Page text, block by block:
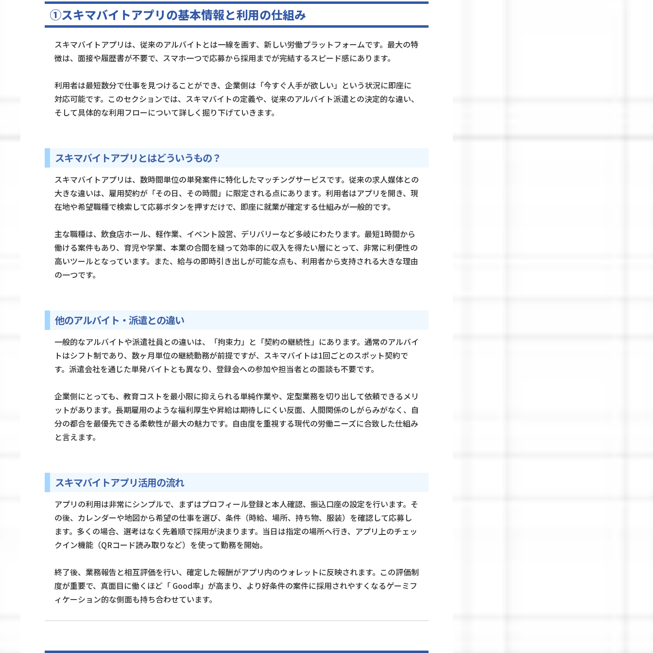
①スキマバイトアプリの基本情報と利用の仕組み
スキマバイトアプリは、従来のアルバイトとは一線を画す、新しい労働プラットフォームです。最大の特
徴は、面接や履歴書が不要で、スマホ一つで応募から採用までが完結するスピード感にあります。
利用者は最短数分で仕事を見つけることができ、企業側は「今すぐ人手が欲しい」という状況に即座に
対応可能です。このセクションでは、スキマバイトの定義や、従来のアルバイト派遣との決定的な違い、
そして具体的な利用フローについて詳しく掘り下げていきます。
スキマバイトアプリとはどういうもの？
スキマバイトアプリは、数時間単位の単発案件に特化したマッチングサービスです。従来の求人媒体との
大きな違いは、雇用契約が「その日、その時間」に限定される点にあります。利用者はアプリを開き、現
在地や希望職種で検索して応募ボタンを押すだけで、即座に就業が確定する仕組みが一般的です。
主な職種は、飲食店ホール、軽作業、イベント設営、デリバリーなど多岐にわたります。最短1時間から
働ける案件もあり、育児や学業、本業の合間を縫って効率的に収入を得たい層にとって、非常に利便性の
高いツールとなっています。また、給与の即時引き出しが可能な点も、利用者から支持される大きな理由
の一つです。
他のアルバイト・派遣との違い
一般的なアルバイトや派遣社員との違いは、「拘束力」と「契約の継続性」にあります。通常のアルバイ
トはシフト制であり、数ヶ月単位の継続勤務が前提ですが、スキマバイトは1回ごとのスポット契約で
す。派遣会社を通じた単発バイトとも異なり、登録会への参加や担当者との面談も不要です。
企業側にとっても、教育コストを最小限に抑えられる単純作業や、定型業務を切り出して依頼できるメリ
ットがあります。長期雇用のような福利厚生や昇給は期待しにくい反面、人間関係のしがらみがなく、自
分の都合を最優先できる柔軟性が最大の魅力です。自由度を重視する現代の労働ニーズに合致した仕組み
と言えます。
スキマバイトアプリ活用の流れ
アプリの利用は非常にシンプルで、まずはプロフィール登録と本人確認、振込口座の設定を行います。そ
の後、カレンダーや地図から希望の仕事を選び、条件（時給、場所、持ち物、服装）を確認して応募し
ます。多くの場合、選考はなく先着順で採用が決まります。当日は指定の場所へ行き、アプリ上のチェッ
クイン機能（QRコード読み取りなど）を使って勤務を開始。
終了後、業務報告と相互評価を行い、確定した報酬がアプリ内のウォレットに反映されます。この評価制
度が重要で、真面目に働くほど「 Good率」が高まり、より好条件の案件に採用されやすくなるゲーミフ
ィケーション的な側面も持ち合わせています。